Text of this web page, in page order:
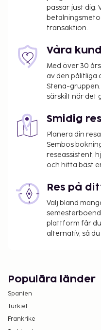
passar just dig.
transaktion.
Våra
Med över 30
av den
Stena-
särskilt när det
Smidig
Planera din
Sembos
reseassistent,
och hitta bäst
Res på
Välj bland
plattform får
alternativ, så
Populära länder
Spanien
Turkiet
Frankrike